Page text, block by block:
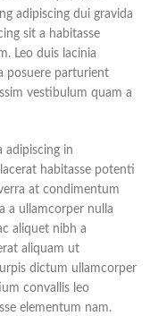
adipiscing dui gravida
sit a habitasse
Leo duis lacinia
posuere parturient
vestibulum quam a
adipiscing in
habitasse potenti
at condimentum
a ullamcorper nulla
aliquet nibh a
aliquam ut
dictum ullamcorper
convallis leo
elementum nam.